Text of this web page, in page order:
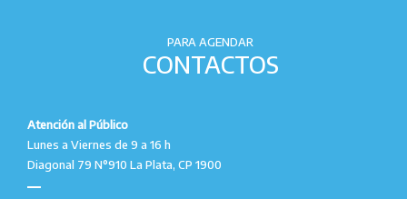
PARA AGENDAR
CONTACTOS
Atención al Público
Lunes a Viernes de 9 a 16 h
Diagonal 79 N°910 La Plata, CP 1900